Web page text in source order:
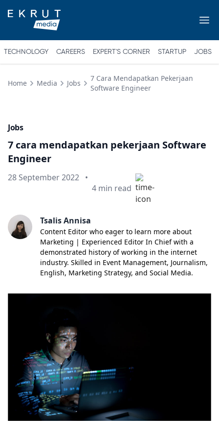
TECHNOLOGY CAREERS EXPERT'S CORNER STARTUP JOBS
Home Media Jobs
7 Cara Mendapatkan Pekerjaan
Software Engineer
Jobs
7 cara mendapatkan pekerjaan Software
Engineer
Published on
28 September 2022 •
Min read
4 min read
Tsalis Annisa
Content Editor who eager to learn more about
Marketing | Experienced Editor In Chief with a
demonstrated history of working in the internet
industry. Skilled in Event Management, Journalism,
English, Marketing Strategy, and Social Media.